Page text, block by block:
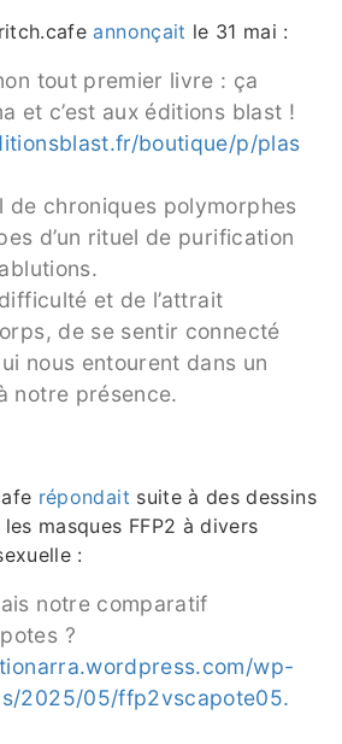
annonçait le 31 mai :
tout premier livre : ça
et c’est aux éditions blast !
boutique/p/plas
de chroniques polymorphes
d’un rituel de purification
et de l’attrait
de se sentir connecté
nous entourent dans un
notre présence.
répondait suite à des dessins
masques FFP2 à divers
:
notre comparatif
?
wp-
2025/05/ffp2vscapote05.